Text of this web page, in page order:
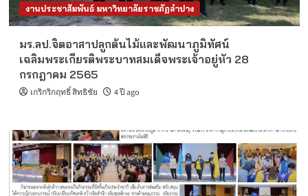
งานประชาสัมพันธ์ มหาวิทยาลัยราชภัฏลำปาง
มร.ลป.จิตอาสาปลูกต้นไม้และพัฒนาภูมิทัศน์
เฉลิมพระเกียรติพระบาทสมเด็จพระเจ้าอยู่หัว 28
กรกฎาคม 2565
เกริกริกฤทธิ์ สิทธิชัย 4 ปี ago